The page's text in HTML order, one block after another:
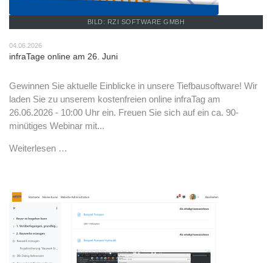
BILD: RZI SOFTWARE GMBH
04.06.2026
infraTage online am 26. Juni
Gewinnen Sie aktuelle Einblicke in unsere Tiefbausoftware! Wir
laden Sie zu unserem kostenfreien online infraTag am
26.06.2026 - 10:00 Uhr ein. Freuen Sie sich auf ein ca. 90-
minütiges Webinar mit...
Weiterlesen …